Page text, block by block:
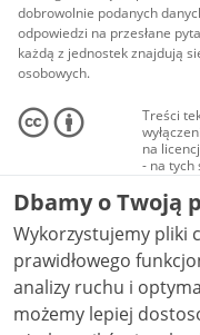
dobrowolnie podanych
odpowiedzi na przesłane
każdą z jednostek znajdują
osobowych.
Treści
na
- na tych
audio i
Creative
NC-ND
Dbamy o Twoją
Wykorzystujemy pliki
prawidłowego
analizy ruchu i
możemy lepiej